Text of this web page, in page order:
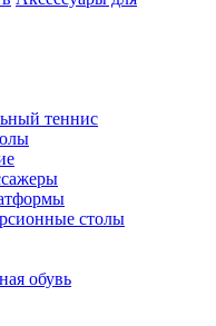
теннис
столы
обувь